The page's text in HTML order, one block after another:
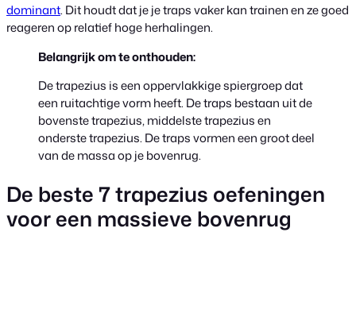
dominant. Dit houdt dat je je traps vaker kan trainen en ze goed
reageren op relatief hoge herhalingen.
Belangrijk om te onthouden:
De trapezius is een oppervlakkige spiergroep dat
een ruitachtige vorm heeft. De traps bestaan uit de
bovenste trapezius, middelste trapezius en
onderste trapezius. De traps vormen een groot deel
van de massa op je bovenrug.
De beste 7 trapezius oefeningen
voor een massieve bovenrug